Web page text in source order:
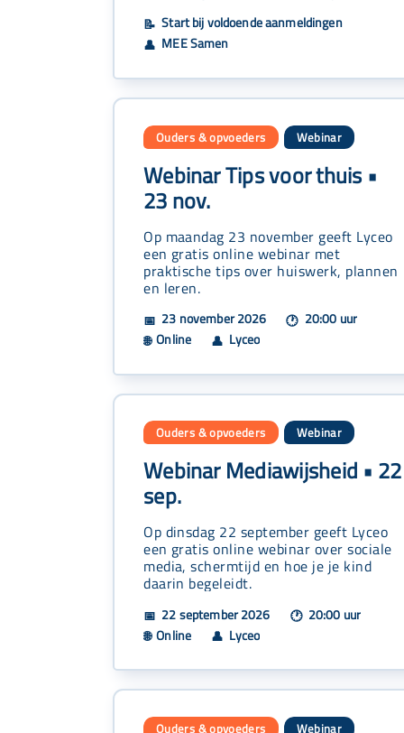
📝 Start bij voldoende aanmeldingen
👤 MEE Samen
Ouders & opvoeders Webinar
Webinar Tips voor thuis •
23 nov.
Op maandag 23 november geeft Lyceo
een gratis online webinar met
praktische tips over huiswerk, plannen
en leren.
📅 23 november 2026 🕐 20:00 uur
🌐 Online 👤 Lyceo
Ouders & opvoeders Webinar
Webinar Mediawijsheid • 22
sep.
Op dinsdag 22 september geeft Lyceo
een gratis online webinar over sociale
media, schermtijd en hoe je je kind
daarin begeleidt.
📅 22 september 2026 🕐 20:00 uur
🌐 Online 👤 Lyceo
Ouders & opvoeders Webinar